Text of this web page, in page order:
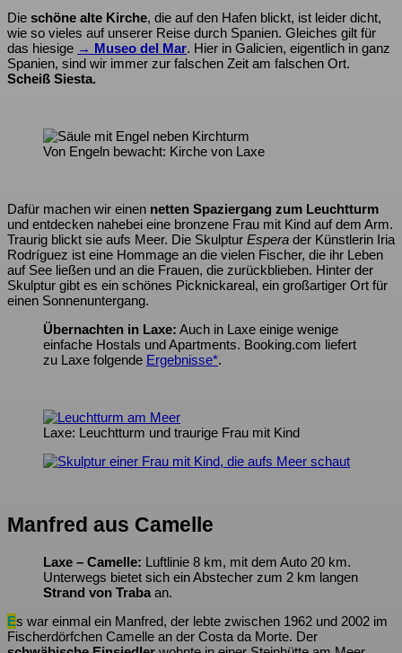
Die schöne alte Kirche, die auf den Hafen blickt, ist leider dicht,
wie so vieles auf unserer Reise durch Spanien. Gleiches gilt für
das hiesige → Museo del Mar. Hier in Galicien, eigentlich in ganz
Spanien, sind wir immer zur falschen Zeit am falschen Ort.
Scheiß Siesta.
Von Engeln bewacht: Kirche von Laxe
Dafür machen wir einen netten Spaziergang zum Leuchtturm
und entdecken nahebei eine bronzene Frau mit Kind auf dem Arm.
Traurig blickt sie aufs Meer. Die Skulptur Espera der Künstlerin Iria
Rodríguez ist eine Hommage an die vielen Fischer, die ihr Leben
auf See ließen und an die Frauen, die zurückblieben. Hinter der
Skulptur gibt es ein schönes Picknickareal, ein großartiger Ort für
einen Sonnenuntergang.
Übernachten in Laxe: Auch in Laxe einige wenige
einfache Hostals und Apartments. Booking.com liefert
zu Laxe folgende Ergebnisse*.
Laxe: Leuchtturm und traurige Frau mit Kind
Manfred aus Camelle
Laxe – Camelle: Luftlinie 8 km, mit dem Auto 20 km.
Unterwegs bietet sich ein Abstecher zum 2 km langen
Strand von Traba an.
Es war einmal ein Manfred, der lebte zwischen 1962 und 2002 im
Fischerdörfchen Camelle an der Costa da Morte. Der